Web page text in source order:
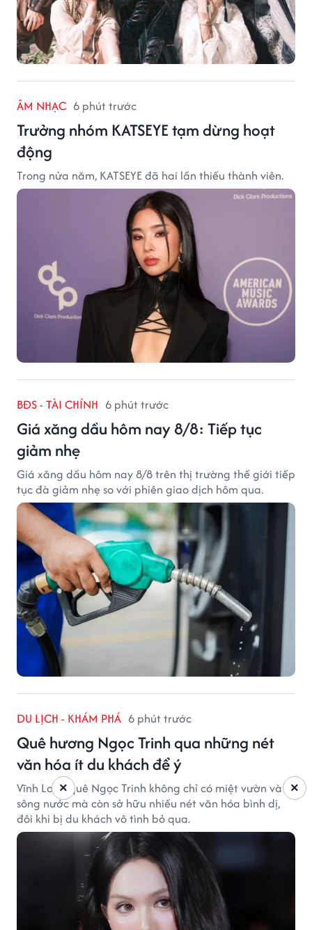
ÂM NHẠC 6 phút trước
Trưởng nhóm KATSEYE tạm dừng hoạt
động
Trong nửa năm, KATSEYE đã hai lần thiếu thành viên.
BĐS - TÀI CHÍNH 6 phút trước
Giá xăng dầu hôm nay 8/8: Tiếp tục
giảm nhẹ
Giá xăng dầu hôm nay 8/8 trên thị trường thế giới tiếp
tục đà giảm nhẹ so với phiên giao dịch hôm qua.
DU LỊCH - KHÁM PHÁ 6 phút trước
Quê hương Ngọc Trinh qua những nét
văn hóa ít du khách để ý
Vĩnh Long quê Ngọc Trinh không chỉ có miệt vườn và
sông nước mà còn sở hữu nhiều nét văn hóa bình dị,
đôi khi bị du khách vô tình bỏ qua.
×
×